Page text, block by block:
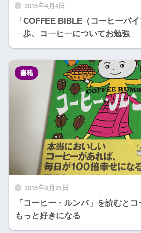
2015年4月4日
「COFFEE BIBLE（コーヒーバ
一歩、コーヒーについてお勉強
2015年3月25日
「コーヒー・ルンバ」を読むと
もっと好きになる
書籍